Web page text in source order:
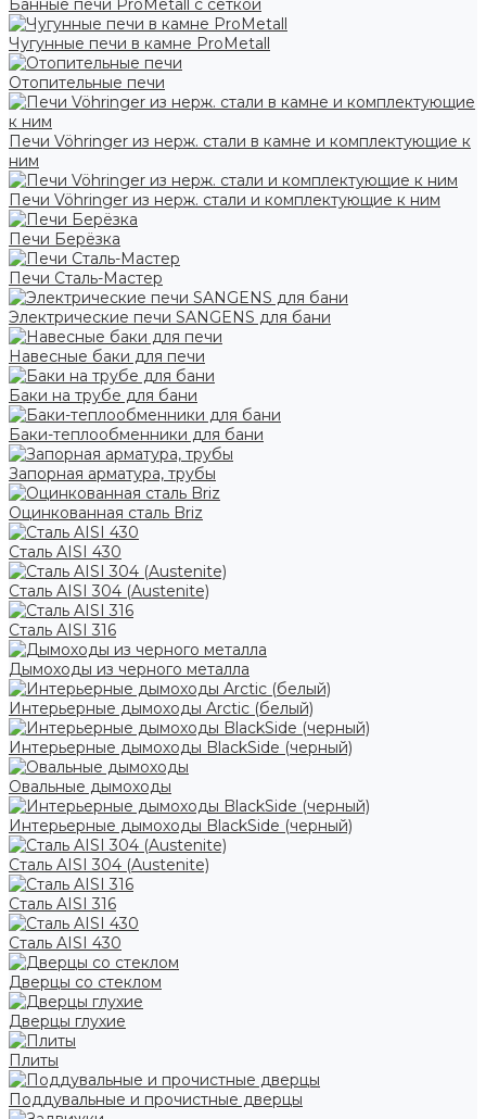
Банные печи ProMetall с сеткой
Чугунные печи в камне ProMetall
Отопительные печи
Печи Vöhringer из нерж. стали в камне и комплектующие к
ним
Печи Vöhringer из нерж. стали и комплектующие к ним
Печи Берёзка
Печи Сталь-Мастер
Электрические печи SANGENS для бани
Навесные баки для печи
Баки на трубе для бани
Баки-теплообменники для бани
Запорная арматура, трубы
Оцинкованная сталь Briz
Сталь AISI 430
Сталь AISI 304 (Austenite)
Сталь AISI 316
Дымоходы из черного металла
Интерьерные дымоходы Arctic (белый)
Интерьерные дымоходы BlackSide (черный)
Овальные дымоходы
Интерьерные дымоходы BlackSide (черный)
Сталь AISI 304 (Austenite)
Сталь AISI 316
Сталь AISI 430
Дверцы со стеклом
Дверцы глухие
Плиты
Поддувальные и прочистные дверцы